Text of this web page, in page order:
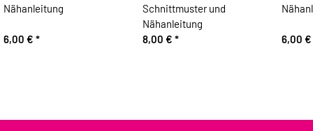
Nähanleitung
6,00 € *
Schnittmuster und
Nähanleitung
8,00 € * 6,00 €